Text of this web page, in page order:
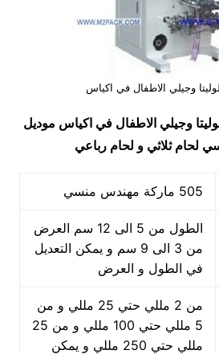
وجيلي الاطفال في اكياس
وجيلي الاطفال في اكياس موديل
505 ماركة مهندس منسي
الطول من 5 الى 12 سم العرض
من 3 الى 9 سم و يمكن التعديل
في الطول و العرض
من 2 مللي حتي 25 مللي و من
5 مللي حتي 100 مللي و من 25
مللي حتي 250 مللي و يمكن